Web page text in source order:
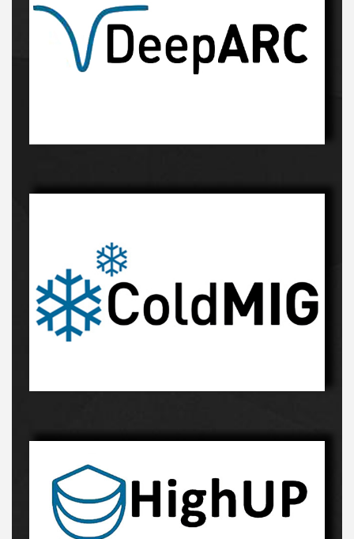
Innowacyjny proces-kliknij, a dowiesz sie więcej
Innowacyjny proces-kliknij, a dowiesz sie więcej